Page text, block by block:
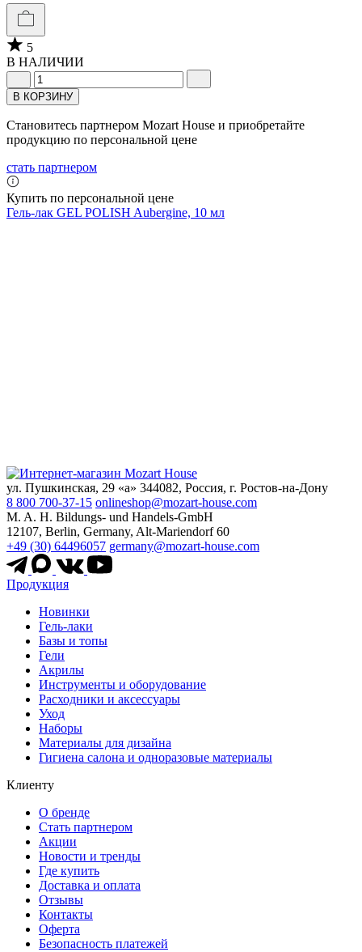
5
В НАЛИЧИИ
В КОРЗИНУ
Становитесь партнером Mozart House и приобретайте
продукцию по персональной цене
стать партнером
Купить по персональной цене
Гель-лак GEL POLISH Aubergine, 10 мл
ул. Пушкинская, 29 «а» 344082, Россия, г. Ростов-на-Дону
8 800 700-37-15 onlineshop@mozart-house.com
M. A. H. Bildungs- und Handels-GmbH
12107, Berlin, Germany, Alt-Mariendorf 60
+49 (30) 64496057 germany@mozart-house.com
Продукция
Новинки
Гель-лаки
Базы и топы
Гели
Акрилы
Инструменты и оборудование
Расходники и аксессуары
Уход
Наборы
Материалы для дизайна
Гигиена салона и одноразовые материалы
Клиенту
О бренде
Стать партнером
Акции
Новости и тренды
Где купить
Доставка и оплата
Отзывы
Контакты
Оферта
Безопасность платежей